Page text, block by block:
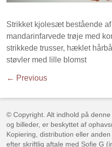
Strikket kjolesæt bestående
mandarinfarvede trøje med
strikkede trusser, hæklet
støvler med lille blomst
← Previous
© Copyright. Alt indhold på
og billeder, er beskyttet af
Kopiering, distribution eller
efter skriftlig aftale med Sofie G